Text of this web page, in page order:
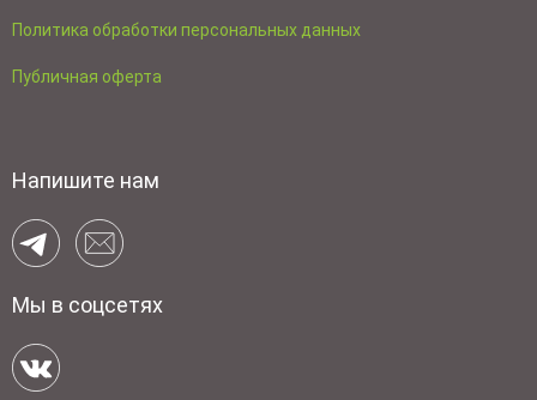
Политика обработки персональных данных
Публичная оферта
Напишите нам
Мы в соцсетях